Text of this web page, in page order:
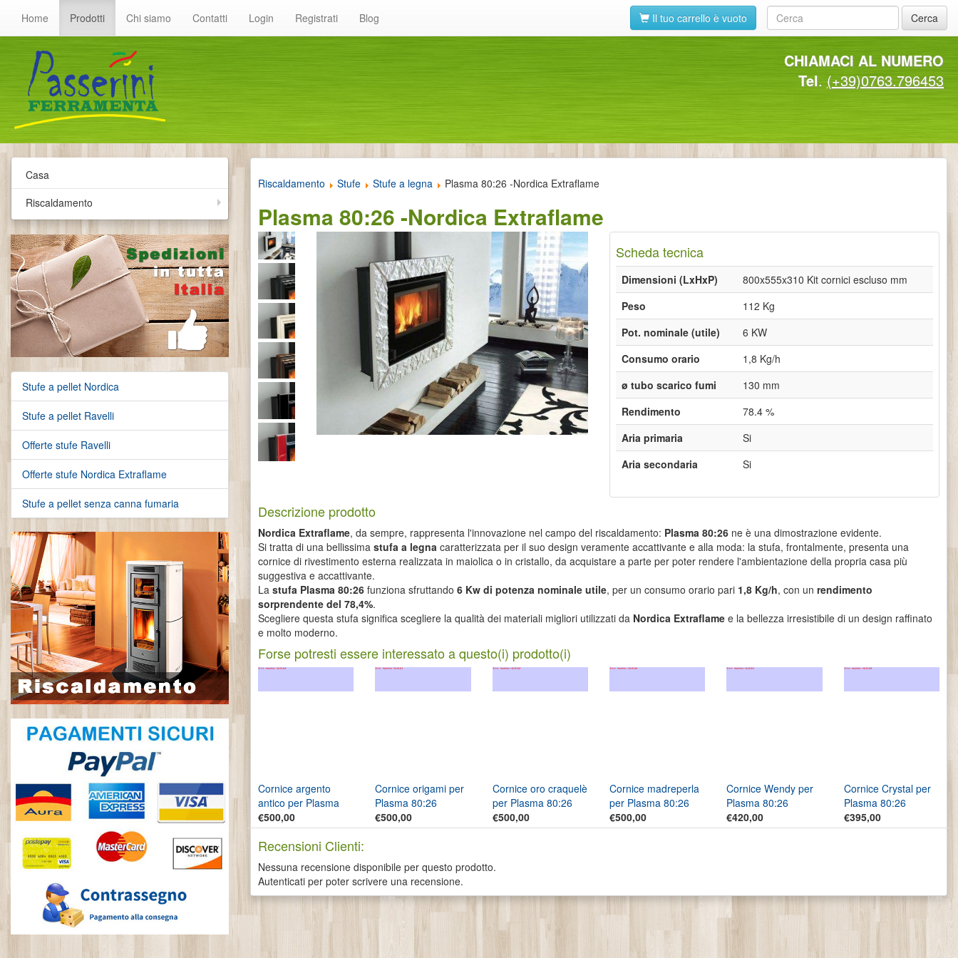
Cerca
Home Prodotti Chi siamo Contatti Login Registrati Blog Il tuo carrello è vuoto
CHIAMACI AL NUMERO
Tel. (+39)0763.796453
Casa
Riscaldamento
Stufe a pellet Nordica
Stufe a pellet Ravelli
Offerte stufe Ravelli
Offerte stufe Nordica Extraflame
Stufe a pellet senza canna fumaria
Riscaldamento Stufe Stufe a legna Plasma 80:26 -Nordica Extraflame
Plasma 80:26 -Nordica Extraflame
Scheda tecnica
Dimensioni (LxHxP)
800x555x310 Kit cornici escluso mm
Peso
112 Kg
Pot. nominale (utile)
6 KW
Consumo orario
1,8 Kg/h
ø tubo scarico fumi
130 mm
Rendimento
78.4 %
Aria primaria
Si
Aria secondaria
Si
Descrizione prodotto
Nordica Extraflame, da sempre, rappresenta l'innovazione nel campo del riscaldamento: Plasma 80:26 ne è una dimostrazione evidente.
Si tratta di una bellissima stufa a legna caratterizzata per il suo design veramente accattivante e alla moda: la stufa, frontalmente, presenta una
cornice di rivestimento esterna realizzata in maiolica o in cristallo, da acquistare a parte per poter rendere l'ambientazione della propria casa più
suggestiva e accattivante.
La stufa Plasma 80:26 funziona sfruttando 6 Kw di potenza nominale utile, per un consumo orario pari 1,8 Kg/h, con un rendimento
sorprendente del 78,4%.
Scegliere questa stufa significa scegliere la qualità dei materiali migliori utilizzati da Nordica Extraflame e la bellezza irresistibile di un design raffinato
e molto moderno.
Forse potresti essere interessato a questo(i) prodotto(i)
Cornice argento
antico per Plasma
80:26
€500,00
Cornice origami per
Plasma 80:26
€500,00
Cornice oro craquelè
per Plasma 80:26
€500,00
Cornice madreperla
per Plasma 80:26
€500,00
Cornice Wendy per
Plasma 80:26
€420,00
Cornice Crystal per
Plasma 80:26
€395,00
Recensioni Clienti:
Nessuna recensione disponibile per questo prodotto.
Autenticati per poter scrivere una recensione.